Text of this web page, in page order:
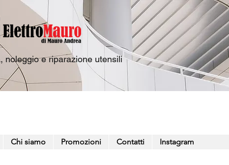
noleggio e riparazione utensili
Chi siamo Promozioni Contatti Instagram